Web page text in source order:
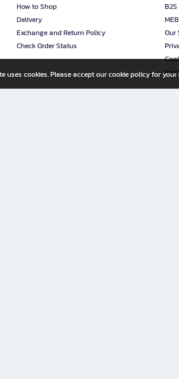
How to Shop
Delivery
Exchange and Return Policy
Check Order Status
B2S
Our
uses cookies. Please accept our cookie policy for